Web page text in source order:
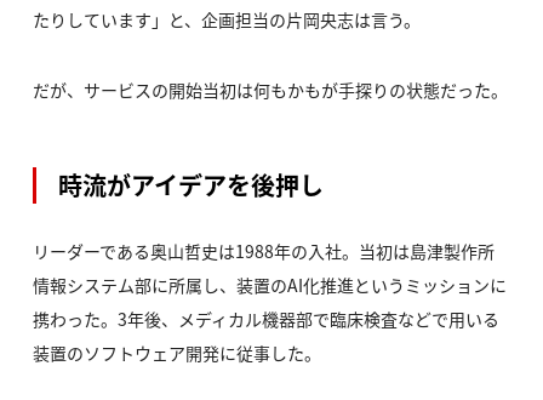
たりしています」と、企画担当の片岡央志は言う。
だが、サービスの開始当初は何もかもが手探りの状態だった。
時流がアイデアを後押し
リーダーである奥山哲史は1988年の入社。当初は島津製作所
情報システム部に所属し、装置のAI化推進というミッションに
携わった。3年後、メディカル機器部で臨床検査などで用いる
装置のソフトウェア開発に従事した。